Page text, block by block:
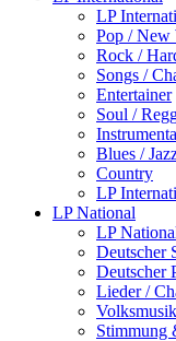
LP
Pop / New
Rock /
Songs /
Entertainer
Soul /
Blues /
Country
LP
LP National
LP
Deutscher
Deutscher
Lieder /
Stimmung